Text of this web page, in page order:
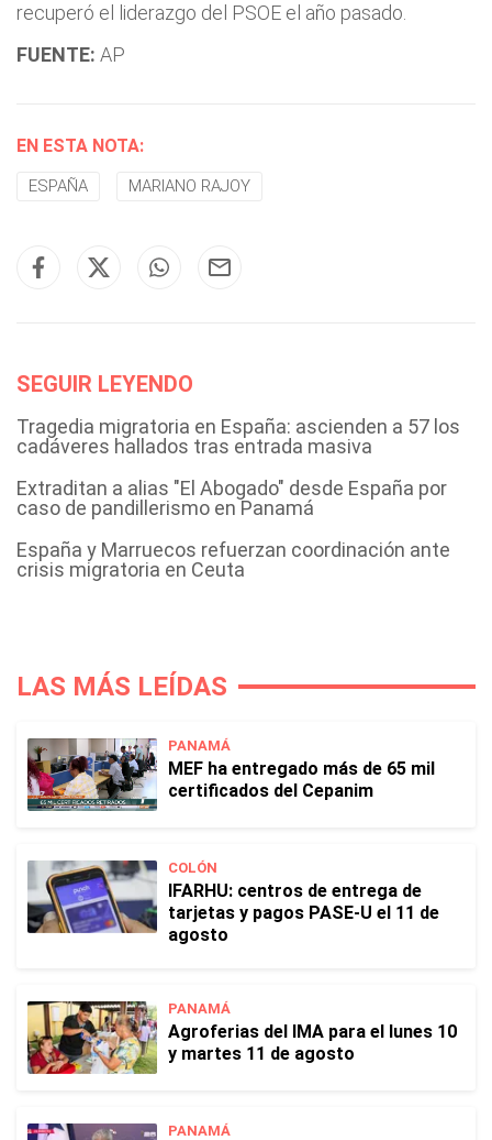
recuperó el liderazgo del PSOE el año pasado.
FUENTE: AP
EN ESTA NOTA:
ESPAÑA MARIANO RAJOY
SEGUIR LEYENDO
Tragedia migratoria en España: ascienden a 57 los
cadáveres hallados tras entrada masiva
Extraditan a alias "El Abogado" desde España por
caso de pandillerismo en Panamá
España y Marruecos refuerzan coordinación ante
crisis migratoria en Ceuta
LAS MÁS LEÍDAS
PANAMÁ
MEF ha entregado más de 65 mil
certificados del Cepanim
COLÓN
IFARHU: centros de entrega de
tarjetas y pagos PASE-U el 11 de
agosto
PANAMÁ
Agroferias del IMA para el lunes 10
y martes 11 de agosto
PANAMÁ